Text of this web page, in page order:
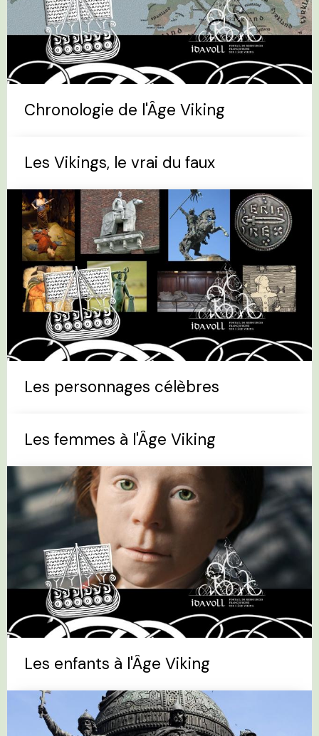
Chronologie de l'Âge Viking
Les Vikings, le vrai du faux
Les personnages célèbres
Les femmes à l'Âge Viking
Les enfants à l'Âge Viking